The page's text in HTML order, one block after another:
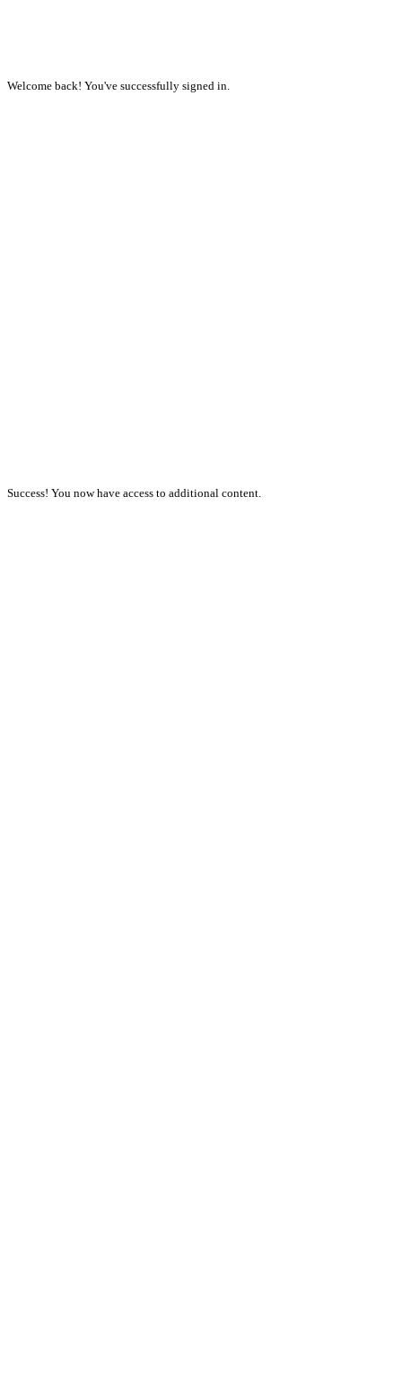
Welcome back! You've successfully signed in.
Success! You now have access to additional content.